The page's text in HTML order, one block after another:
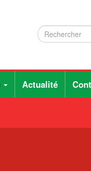
Rechercher
Actualité